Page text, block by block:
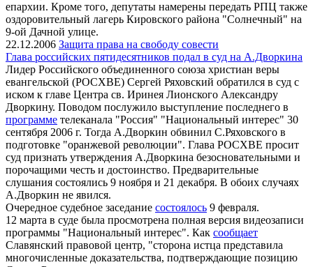
епархии. Кроме того, депутаты намерены передать РПЦ также
оздоровительный лагерь Кировского района "Солнечный" на
9-ой Дачной улице.
22.12.2006 Защита права на свободу совести
Глава российских пятидесятников подал в суд на А.Дворкина
Лидер Российского объединенного союза христиан веры
евангельской (РОСХВЕ) Сергей Ряховский обратился в суд с
иском к главе Центра св. Иринея Лионского Александру
Дворкину. Поводом послужило выступление последнего в
программе телеканала "Россия" "Национальный интерес" 30
сентября 2006 г. Тогда А.Дворкин обвинил С.Ряховского в
подготовке "оранжевой революции". Глава РОСХВЕ просит
суд признать утверждения А.Дворкина безосновательными и
порочащими честь и достоинство. Предварительные
слушания состоялись 9 ноября и 21 декабря. В обоих случаях
А.Дворкин не явился.
Очередное судебное заседание состоялось 9 февраля.
12 марта в суде была просмотрена полная версия видеозаписи
программы "Национальный интерес". Как сообщает
Славянский правовой центр, "сторона истца представила
многочисленные доказательства, подтверждающие позицию